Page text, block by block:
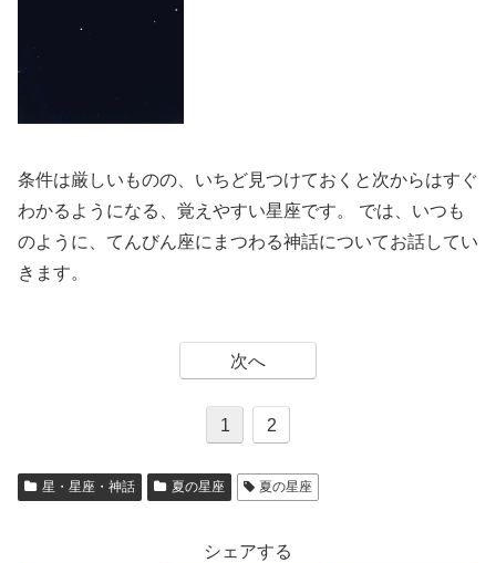
条件は厳しいものの、いちど見つけておくと次からはすぐ
わかるようになる、覚えやすい星座です。 では、いつも
のように、てんびん座にまつわる神話についてお話してい
きます。
次へ
1 2
星・星座・神話 夏の星座 夏の星座
シェアする